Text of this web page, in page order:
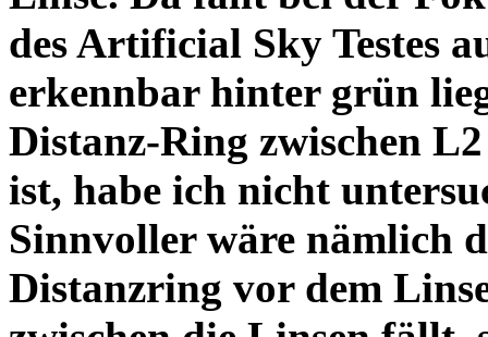
des Artificial Sky Testes
erkennbar hinter grün
Distanz-Ring zwischen
ist, habe ich nicht
Sinnvoller wäre nämlich
Distanzring vor dem